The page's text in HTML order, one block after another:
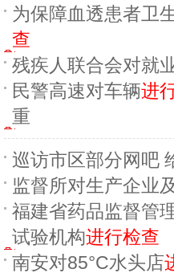
为保障血透患者卫
查
残疾人联合会对就
民警高速对车辆进
重
巡访市区部分网吧
监督所对生产企业
福建省药品监督管
试验机构进行检查
南安对85°C水头店